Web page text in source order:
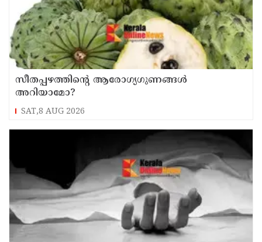
സീതപ്പഴത്തിന്റെ ആരോഗ്യഗുണങ്ങൾ
അറിയാമോ?
SAT,8 AUG 2026